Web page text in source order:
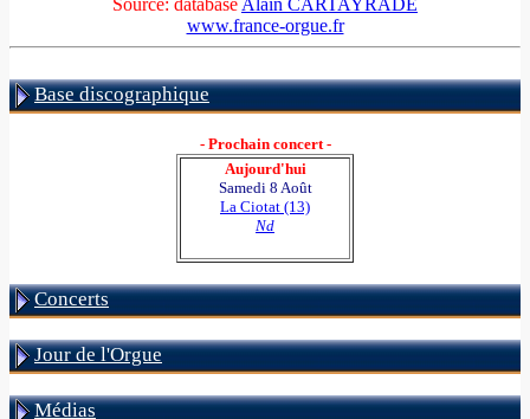
Source: database Alain CARTAYRADE
www.france-orgue.fr
Base discographique
- Prochain concert -
Aujourd'hui
Samedi 8 Août
La Ciotat (13)
Nd
Concerts
Jour de l'Orgue
Médias